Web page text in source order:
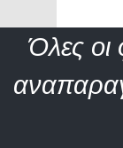
Όλες οι